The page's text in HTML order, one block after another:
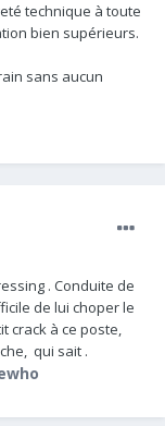
technique à toute
bien supérieurs.
sans aucun
. Conduite de
de lui choper le
crack à ce poste,
qui sait .